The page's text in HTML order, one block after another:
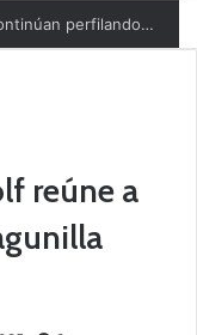
El CB Villarrobledo y el CB Criptana continúan perfilando sus plantillas
reúne a